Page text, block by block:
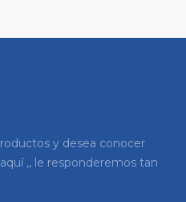
y desea conocer
,, le responderemos tan